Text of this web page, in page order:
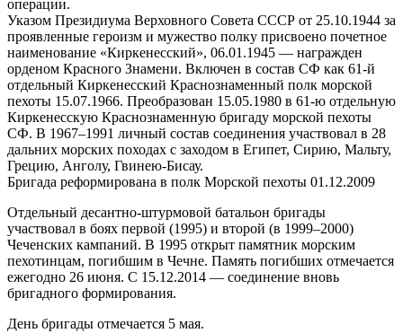
операции.
Указом Президиума Верховного Совета СССР от 25.10.1944 за
проявленные героизм и мужество полку присвоено почетное
наименование «Киркенесский», 06.01.1945 — награжден
орденом Красного Знамени. Включен в состав СФ как 61‑й
отдельный Киркенесский Краснознаменный полк морской
пехоты 15.07.1966. Преобразован 15.05.1980 в 61‑ю отдельную
Киркенесскую Краснознаменную бригаду морской пехоты
СФ. В 1967–1991 личный состав соединения участвовал в 28
дальних морских походах с заходом в Египет, Сирию, Мальту,
Грецию, Анголу, Гвинею‑Бисау.
Бригада реформирована в полк Морской пехоты 01.12.2009
Отдельный десантно-штурмовой батальон бригады
участвовал в боях первой (1995) и второй (в 1999–2000)
Чеченских кампаний. В 1995 открыт памятник морским
пехотинцам, погибшим в Чечне. Память погибших отмечается
ежегодно 26 июня. С 15.12.2014 — соединение вновь
бригадного формирования.
День бригады отмечается 5 мая.